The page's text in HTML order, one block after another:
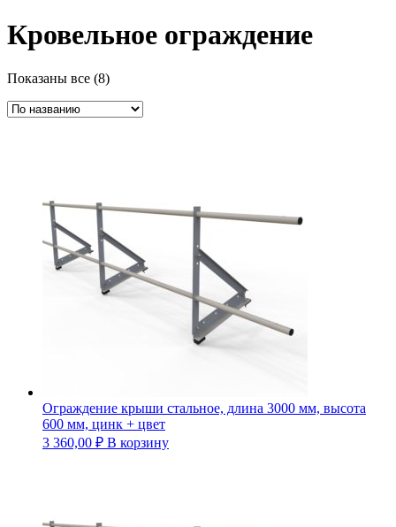
Кровельное ограждение
Показаны все (8)
Ограждение крыши стальное, длина 3000 мм, высота
600 мм, цинк + цвет
3 360,00 ₽ В корзину